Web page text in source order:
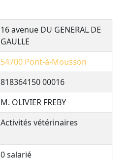
16 avenue DU GENERAL DE
GAULLE
54700 Pont-à-Mousson
818364150 00016
M. OLIVIER FREBY
Activités vétérinaires
0 salarié